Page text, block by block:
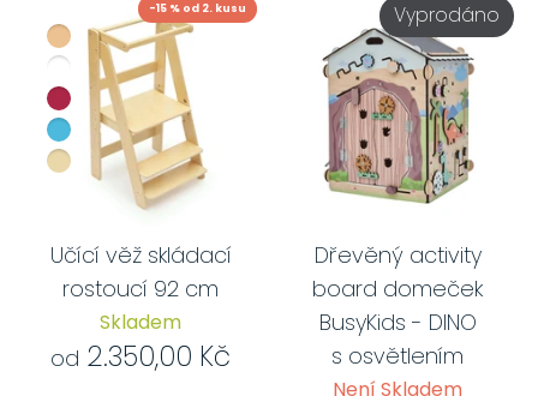
Učící věž skládací
rostoucí 92 cm
Skladem
od 2.350,00 Kč
-15 % od 2. kusu
Dřevěný activity
board domeček
BusyKids - DINO
s osvětlením
Není Skladem
Vyprodáno